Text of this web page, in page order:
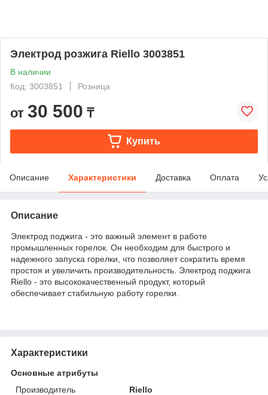
Электрод розжига Riello 3003851
В наличии
Код: 3003851
Розница
от 30 500 ₸
Купить
Описание Характеристики Доставка Оплата
Описание
Электрод поджига - это важный элемент в работе
промышленных горелок. Он необходим для быстрого и
надежного запуска горелки, что позволяет сократить время
простоя и увеличить производительность. Электрод поджига
Riello - это высококачественный продукт, который
обеспечивает стабильную работу горелки.
Характеристики
Основные атрибуты
Производитель
Riello